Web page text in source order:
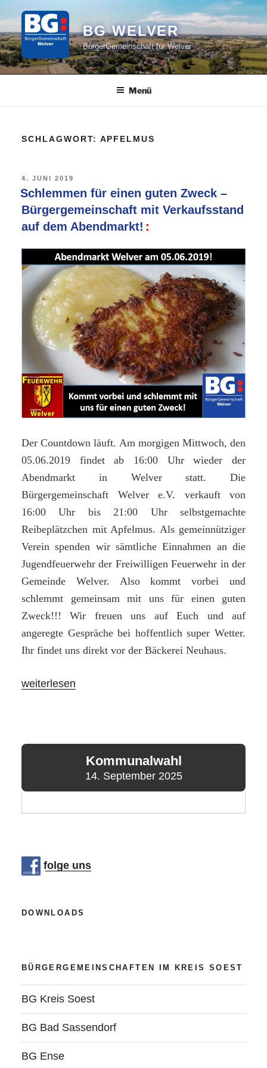
springen
BG WELVER
BürgerGemeinschaft für Welver
Menü
SCHLAGWORT: APFELMUS
VERÖFFENTLICHT
AM
4. JUNI 2019
Schlemmen für einen guten Zweck –
Bürgergemeinschaft mit Verkaufsstand
auf dem Abendmarkt!
Der Countdown läuft. Am morgigen Mittwoch, den
05.06.2019 findet ab 16:00 Uhr wieder der
Abendmarkt in Welver statt. Die
Bürgergemeinschaft Welver e.V. verkauft von
16:00 Uhr bis 21:00 Uhr selbstgemachte
Reibeplätzchen mit Apfelmus. Als gemeinnütziger
Verein spenden wir sämtliche Einnahmen an die
Jugendfeuerwehr der Freiwilligen Feuerwehr in der
Gemeinde Welver. Also kommt vorbei und
schlemmt gemeinsam mit uns für einen guten
Zweck!!! Wir freuen uns auf Euch und auf
angeregte Gespräche bei hoffentlich super Wetter.
Ihr findet uns direkt vor der Bäckerei Neuhaus.
„Schlemmen
Bürgergemeinschaft
dem
Abendmarkt!“
weiterlesen
Kommunalwahl
14. September 2025
folge uns
DOWNLOADS
BÜRGERGEMEINSCHAFTEN IM KREIS SOEST
BG Kreis Soest
BG Bad Sassendorf
BG Ense